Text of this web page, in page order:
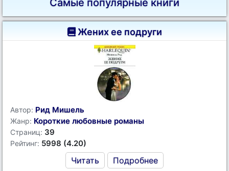
Самые популярные книги
Жених ее подруги
Автор: Рид Мишель
Жанр: Короткие любовные романы
Страниц: 39
Рейтинг: 5998 (4.20)
Читать Подробнее